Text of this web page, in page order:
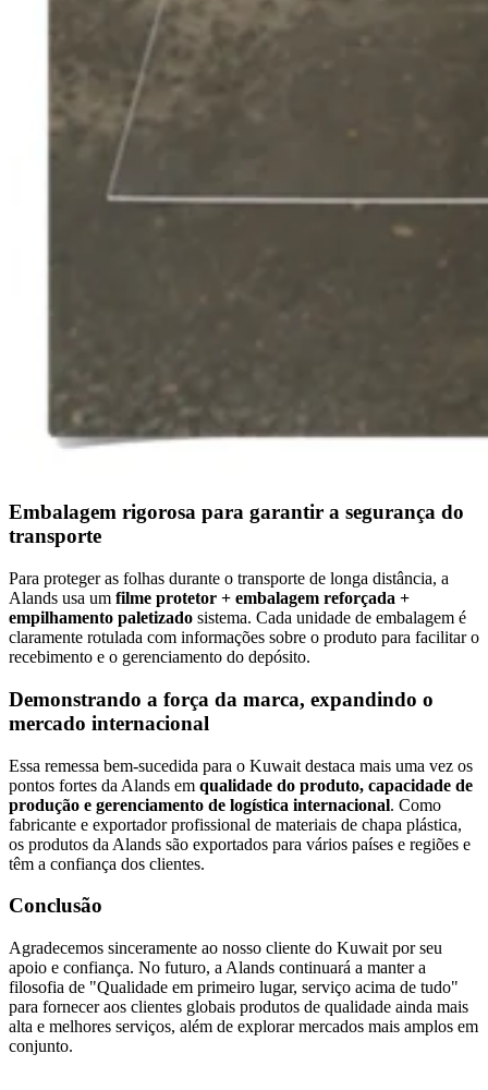
Embalagem rigorosa para garantir a segurança do
transporte
Para proteger as folhas durante o transporte de longa distância, a
Alands usa um filme protetor + embalagem reforçada +
empilhamento paletizado sistema. Cada unidade de embalagem é
claramente rotulada com informações sobre o produto para facilitar o
recebimento e o gerenciamento do depósito.
Demonstrando a força da marca, expandindo o
mercado internacional
Essa remessa bem-sucedida para o Kuwait destaca mais uma vez os
pontos fortes da Alands em qualidade do produto, capacidade de
produção e gerenciamento de logística internacional. Como
fabricante e exportador profissional de materiais de chapa plástica,
os produtos da Alands são exportados para vários países e regiões e
têm a confiança dos clientes.
Conclusão
Agradecemos sinceramente ao nosso cliente do Kuwait por seu
apoio e confiança. No futuro, a Alands continuará a manter a
filosofia de "Qualidade em primeiro lugar, serviço acima de tudo"
para fornecer aos clientes globais produtos de qualidade ainda mais
alta e melhores serviços, além de explorar mercados mais amplos em
conjunto.